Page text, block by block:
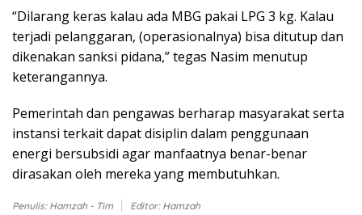
“Dilarang keras kalau ada MBG pakai LPG 3 kg. Kalau
terjadi pelanggaran, (operasionalnya) bisa ditutup dan
dikenakan sanksi pidana,” tegas Nasim menutup
keterangannya.
Pemerintah dan pengawas berharap masyarakat serta
instansi terkait dapat disiplin dalam penggunaan
energi bersubsidi agar manfaatnya benar-benar
dirasakan oleh mereka yang membutuhkan.
Penulis: Hamzah - Tim Editor: Hamzah